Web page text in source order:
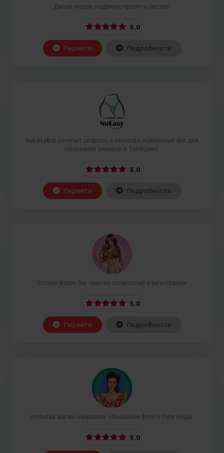
Делай нюдсы надёжно, просто и быстро.
5.0
Перейти Подробности
NuEasyBot сочетает скорость и качество: идеальный бот для
обнажения снимков в Телеграме.
5.0
Перейти Подробности
Оголяй фотки без лишних сложностей и регистрации.
5.0
Перейти Подробности
Испытай магию нейросети: обнажение фото с Тётя Нюда.
5.0